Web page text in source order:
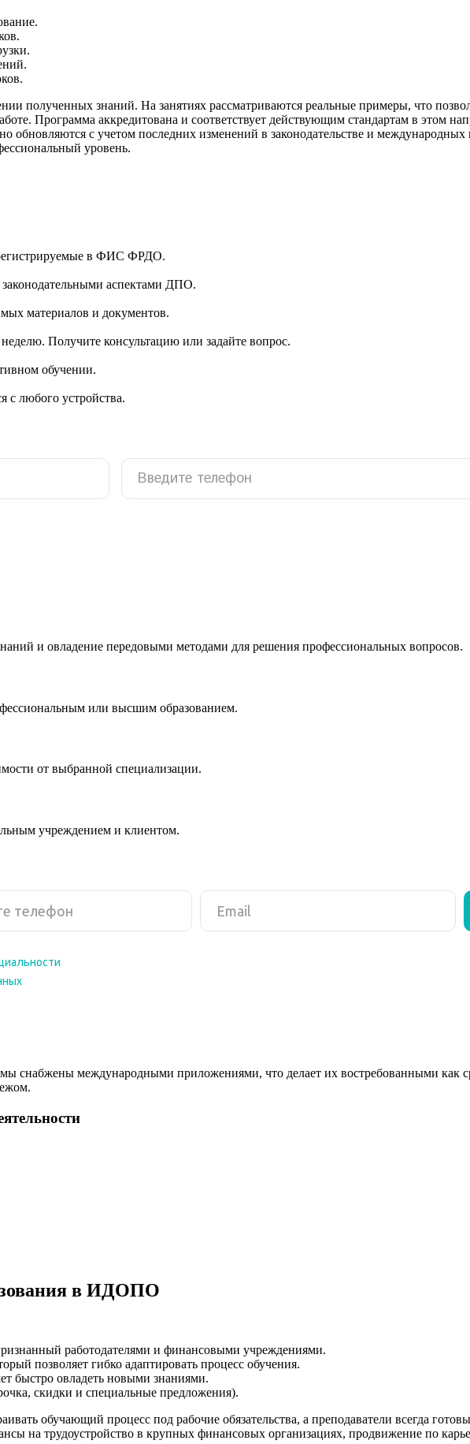
полученных знаний. На занятиях рассматриваются реальные примеры, что
Программа аккредитована и соответствует действующим стандартам в этом
обновляются с учетом последних изменений в законодательстве и
уровень.
в ФИС ФРДО.
аспектами ДПО.
материалов и документов.
Получите консультацию или задайте вопрос.
обучении.
с любого устройства.
и овладение передовыми методами для решения профессиональных вопросов.
или высшим образованием.
от выбранной специализации.
учреждением и клиентом.
снабжены международными приложениями, что делает их востребованными как
в ИДОПО
работодателями и финансовыми учреждениями.
позволяет гибко адаптировать процесс обучения.
быстро овладеть новыми знаниями.
скидки и специальные предложения).
обучающий процесс под рабочие обязательства, а преподаватели всегда
на трудоустройство в крупных финансовых организациях, продвижение по